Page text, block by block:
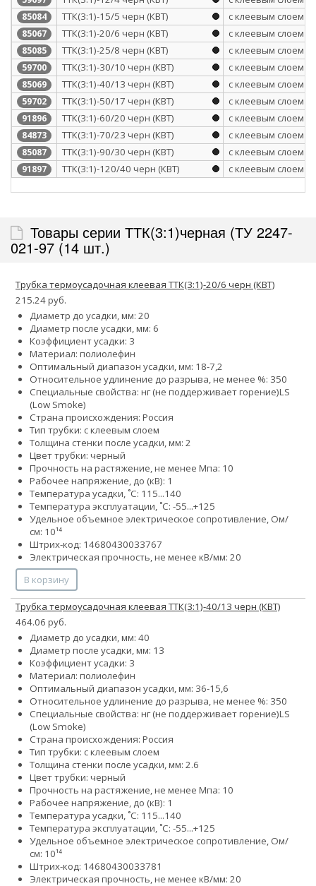
85084 ТТК(3:1)-15/5 черн (КВТ) с клеевым слоем
85067 ТТК(3:1)-20/6 черн (КВТ) с клеевым слоем
85085 ТТК(3:1)-25/8 черн (КВТ) с клеевым слоем
59700 ТТК(3:1)-30/10 черн (КВТ) с клеевым слоем
85069 ТТК(3:1)-40/13 черн (КВТ) с клеевым слоем
59702 ТТК(3:1)-50/17 черн (КВТ) с клеевым слоем
91896 ТТК(3:1)-60/20 черн (КВТ) с клеевым слоем
84873 ТТК(3:1)-70/23 черн (КВТ) с клеевым слоем
85087 ТТК(3:1)-90/30 черн (КВТ) с клеевым слоем
91897 ТТК(3:1)-120/40 черн (КВТ) с клеевым слоем
Товары серии ТТК(3:1)черная (ТУ 2247-
021-97 (14 шт.)
Трубка термоусадочная клеевая ТТК(3:1)-20/6 черн (КВТ)
215.24 руб.
Диаметр до усадки, мм: 20
Диаметр после усадки, мм: 6
Коэффициент усадки: 3
Материал: полиолефин
Оптимальный диапазон усадки, мм: 18-7,2
Относительное удлинение до разрыва, не менее %: 350
Специальные свойства: нг (не поддерживает горение)LS
(Low Smoke)
Страна происхождения: Россия
Тип трубки: с клеевым слоем
Толщина стенки после усадки, мм: 2
Цвет трубки: черный
Прочность на растяжение, не менее Мпа: 10
Рабочее напряжение, до (кВ): 1
Температура усадки, ˚С: 115...140
Температура эксплуатации, ˚С: -55...+125
Удельное объемное электрическое сопротивление, Ом/
см: 10¹⁴
Штрих-код: 14680430033767
Электрическая прочность, не менее кВ/мм: 20
В корзину
Трубка термоусадочная клеевая ТТК(3:1)-40/13 черн (КВТ)
464.06 руб.
Диаметр до усадки, мм: 40
Диаметр после усадки, мм: 13
Коэффициент усадки: 3
Материал: полиолефин
Оптимальный диапазон усадки, мм: 36-15,6
Относительное удлинение до разрыва, не менее %: 350
Специальные свойства: нг (не поддерживает горение)LS
(Low Smoke)
Страна происхождения: Россия
Тип трубки: с клеевым слоем
Толщина стенки после усадки, мм: 2.6
Цвет трубки: черный
Прочность на растяжение, не менее Мпа: 10
Рабочее напряжение, до (кВ): 1
Температура усадки, ˚С: 115...140
Температура эксплуатации, ˚С: -55...+125
Удельное объемное электрическое сопротивление, Ом/
см: 10¹⁴
Штрих-код: 14680430033781
Электрическая прочность, не менее кВ/мм: 20